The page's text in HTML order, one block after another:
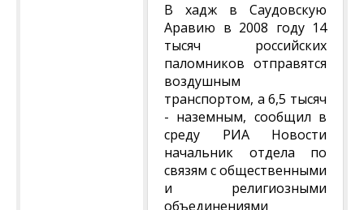
В хадж в Саудовскую
Аравию в 2008 году 14
тысяч российских
паломников отправятся
воздушным
транспортом, а 6,5 тысяч
- наземным, сообщил в
среду РИА Новости
начальник отдела по
связям с общественными
и религиозными
объединениями